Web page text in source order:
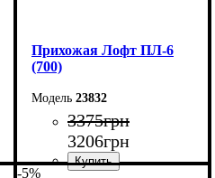
Прихожая Лофт ПЛ-6
(700)
23832
3375грн
3206грн
-5%